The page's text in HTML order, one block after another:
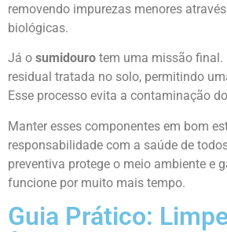
removendo impurezas menores
biológicas.
Já o sumidouro tem uma missão final.
residual tratada no solo, permitindo
Esse processo evita a contaminação
Manter esses componentes em bom
responsabilidade com a saúde de
preventiva protege o meio ambiente e
funcione por muito mais tempo.
Guia Prático: